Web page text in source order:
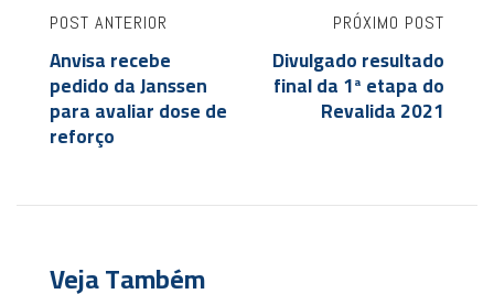
POST ANTERIOR
Anvisa recebe
pedido da Janssen
para avaliar dose de
reforço
PRÓXIMO POST
Divulgado resultado
final da 1ª etapa do
Revalida 2021
Veja Também